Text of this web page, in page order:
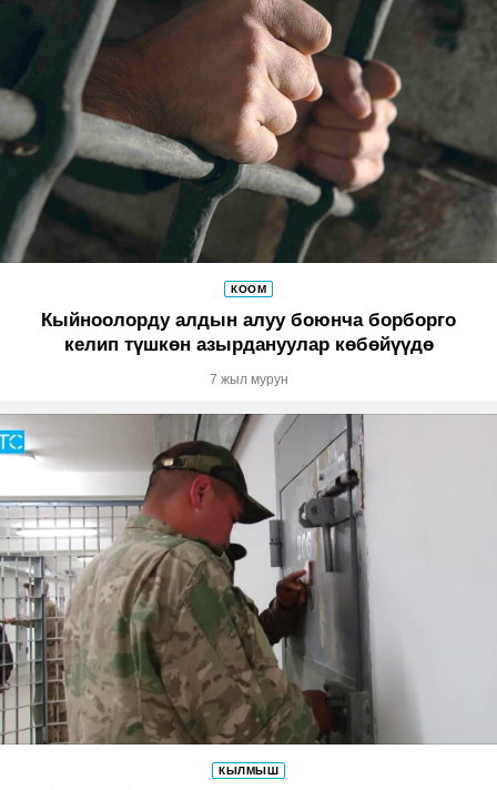
КООМ
Кыйноолорду алдын алуу боюнча борборго
келип түшкөн азырдануулар көбөйүүдө
7 жыл мурун
КЫЛМЫШ